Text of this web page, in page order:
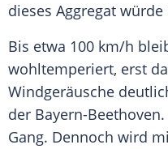
dieses Aggregat
Bis etwa 100 km/h
wohltemperiert, erst
Windgeräusche
der Bayern-
Gang. Dennoch wird